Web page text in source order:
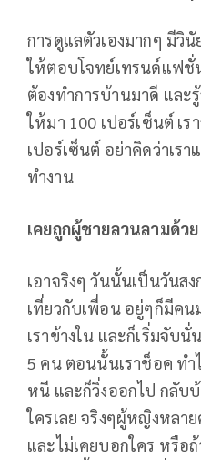
การดูแลตัวเองมากๆ มีวินั
ให้ตอบโจทย์เทรนด์แฟชั่
ต้องทำการบ้านมาดี และ
ให้มา 100 เปอร์เซ็นต์ เร
เปอร์เซ็นต์ อย่าคิดว่าเร
ทำงาน
เคยถูกผู้ชายลวนลามด้วย
เอาจริงๆ วันนั้นเป็นวันสง
เที่ยวกับเพื่อน อยู่ๆก็มีคน
เราข้างใน และก็เริ่มจับ
5 คน ตอนนั้นเราช็อค ทำ
หนี และก็วิ่งออกไป กลับบ้
ใครเลย จริงๆผู้หญิงหลา
และไม่เคยบอกใคร หรือ